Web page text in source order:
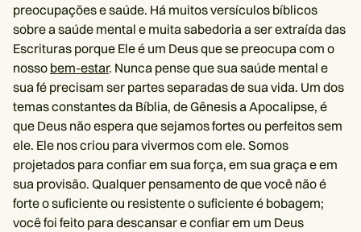
preocupações e saúde. Há muitos versículos bíblicos
sobre a saúde mental e muita sabedoria a ser extraída das
Escrituras porque Ele é um Deus que se preocupa com o
nosso bem-estar. Nunca pense que sua saúde mental e
sua fé precisam ser partes separadas de sua vida. Um dos
temas constantes da Bíblia, de Gênesis a Apocalipse, é
que Deus não espera que sejamos fortes ou perfeitos sem
ele. Ele nos criou para vivermos com ele. Somos
projetados para confiar em sua força, em sua graça e em
sua provisão. Qualquer pensamento de que você não é
forte o suficiente ou resistente o suficiente é bobagem;
você foi feito para descansar e confiar em um Deus